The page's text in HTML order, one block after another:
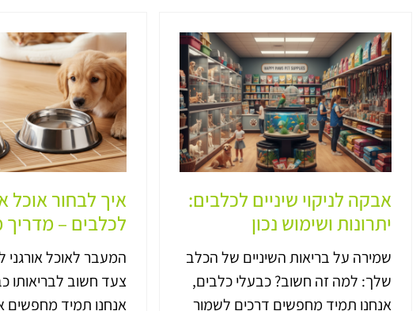
אבקה לניקוי שיניים לכלבים:
יתרונות ושימוש נכון
שמירה על בריאות השיניים של הכלב
שלך: למה זה חשוב? כבעלי כלבים,
אנחנו תמיד מחפשים דרכים לשמור
איך לבחור אוכל
לכלבים –
המעבר לאוכל
צעד חשוב לבריאותו
אנחנו תמיד מחפשים